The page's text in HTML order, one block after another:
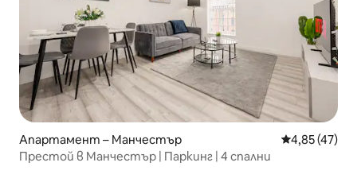
Апартамент – Манчестър Средна
4,85 (47)
Престой в Манчестър | Паркинг | 4 спални